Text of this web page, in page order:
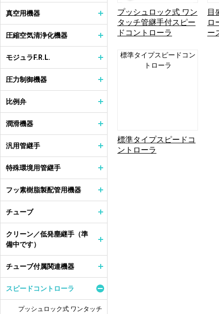
プッシュロック式 ワン
タッチ管継手付スピー
ドコントローラ
目
ロ
ー
標準タイプスピードコン
トローラ
標準タイプスピードコ
ントローラ
真空用機器
圧縮空気清浄化機器
モジュラF.R.L.
圧力制御機器
比例弁
潤滑機器
汎用管継手
特殊環境用管継手
フッ素樹脂製配管用機器
チューブ
クリーン／低発塵継手（準
備中です）
チューブ付属関連機器
スピードコントローラ
プッシュロック式 ワンタッチ